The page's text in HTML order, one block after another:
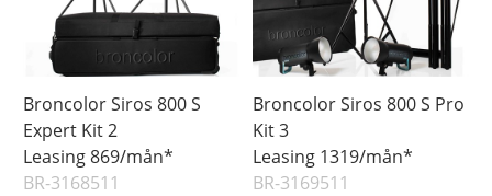
Broncolor Siros 800 S
Expert Kit 2
Leasing 869/mån*
BR-3168511
Broncolor Siros 800 S Pro
Kit 3
Leasing 1319/mån*
BR-3169511